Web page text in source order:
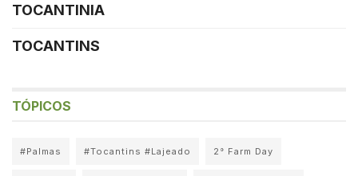
TOCANTINIA
TOCANTINS
TÓPICOS
#Palmas #Tocantins #Lajeado 2° Farm Day